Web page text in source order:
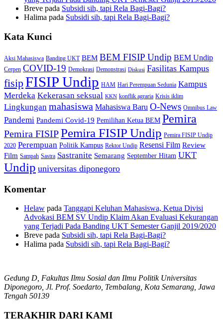
Breve pada Subsidi sih, tapi Rela Bagi-Bagi?
Halima pada Subsidi sih, tapi Rela Bagi-Bagi?
Kata Kunci
Aksi Mahasiswa Banding UKT BEM BEM FISIP Undip BEM Undip
Cerpen COVID-19 Demokrasi Demonstrasi Diskusi Fasilitas Kampus
fisipFISIP Undip HAM Hari Perempuan Sedunia Kampus
Merdeka Kekerasan seksual KKN konflik agraria Krisis iklim
Lingkungan mahasiswa Mahasiswa Baru O-News Omnibus Law
Pandemi Pandemi Covid-19 Pemilihan Ketua BEM Pemira
Pemira FISIPPemira FISIP Undip Pemira FISIP Undip
2020 Perempuan Politik Kampus Rektor Undip Resensi Film Review
Film Sampah Sastra Sastranite Semarang September Hitam UKT
Undip universitas diponegoro
Komentar
Helaw pada Tanggapi Keluhan Mahasiswa, Ketua Divisi
Advokasi BEM SV Undip Klaim Akan Evaluasi Kekurangan
yang Terjadi Pada Banding UKT Semester Ganjil 2019/2020
Breve pada Subsidi sih, tapi Rela Bagi-Bagi?
Halima pada Subsidi sih, tapi Rela Bagi-Bagi?
Gedung D, Fakultas Ilmu Sosial dan Ilmu Politik Universitas
Diponegoro, Jl. Prof. Soedarto, Tembalang, Kota Semarang, Jawa
Tengah 50139
TERAKHIR DARI KAMI